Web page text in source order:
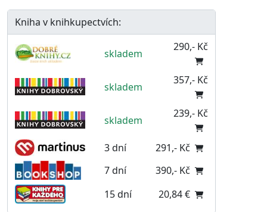
Kniha v knihkupectvích:
skladem
290,- Kč
skladem
357,- Kč
skladem
239,- Kč
3 dní
291,- Kč
7 dní
390,- Kč
15 dní
20,84 €